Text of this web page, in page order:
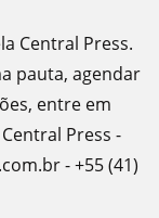
Central Press.
pauta, agendar
entre em
Press -
- +55 (41)